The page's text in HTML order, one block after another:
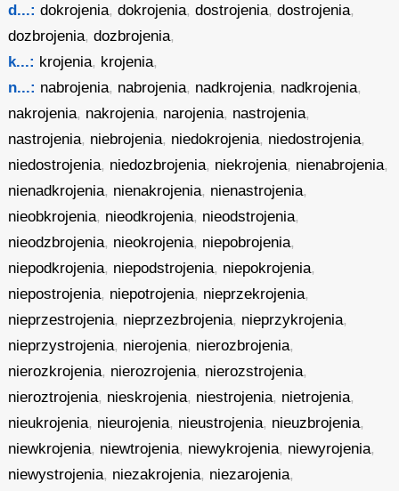
d...: dokrojenia,dokrojenia,dostrojenia,dostrojenia,
dozbrojenia,dozbrojenia,
k...: krojenia, krojenia,
n...: nabrojenia, nabrojenia, nadkrojenia, nadkrojenia,
nakrojenia, nakrojenia, narojenia, nastrojenia,
nastrojenia, niebrojenia, niedokrojenia, niedostrojenia,
niedostrojenia, niedozbrojenia, niekrojenia, nienabrojenia,
nienadkrojenia, nienakrojenia, nienastrojenia,
nieobkrojenia, nieodkrojenia, nieodstrojenia,
nieodzbrojenia, nieokrojenia, niepobrojenia,
niepodkrojenia, niepodstrojenia, niepokrojenia,
niepostrojenia, niepotrojenia, nieprzekrojenia,
nieprzestrojenia, nieprzezbrojenia, nieprzykrojenia,
nieprzystrojenia, nierojenia, nierozbrojenia,
nierozkrojenia, nierozrojenia, nierozstrojenia,
nieroztrojenia, nieskrojenia, niestrojenia, nietrojenia,
nieukrojenia, nieurojenia, nieustrojenia, nieuzbrojenia,
niewkrojenia, niewtrojenia, niewykrojenia, niewyrojenia,
niewystrojenia, niezakrojenia, niezarojenia,